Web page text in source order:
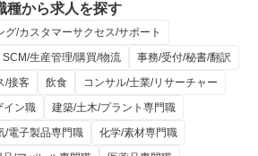
種から求人を探す
グ/カスタマーサクセス/サポート
SCM/生産管理/購買/物流
事務/受付/秘書/翻訳
/接客 飲食
コンサル/士業/リサーチャー
イン職
建築/土木/プラント専門職
/電子製品専門職
化学/素材専門職